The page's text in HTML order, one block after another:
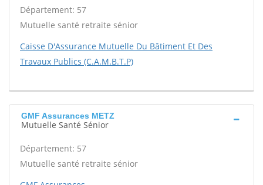
Département: 57
Mutuelle santé retraite sénior
Caisse D'Assurance Mutuelle Du Bâtiment Et Des
Travaux Publics (C.A.M.B.T.P)
GMF Assurances METZ
Mutuelle Santé Sénior
Département: 57
Mutuelle santé retraite sénior